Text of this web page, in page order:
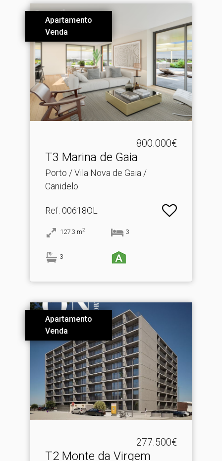
Apartamento
Venda
800.000€
T3 Marina de Gaia
Porto / Vila Nova de Gaia /
Canidelo
Ref: 00618OL
127.3 m2 3
3
Apartamento
Venda
277.500€
T2 Monte da Virgem